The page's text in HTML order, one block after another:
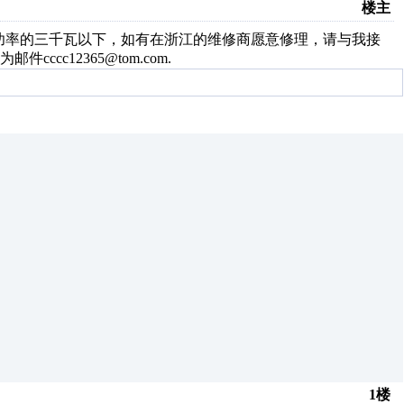
楼主
的三千瓦以下，如有在浙江的维修商愿意修理，请与我接
件cccc12365@tom.com.
1楼